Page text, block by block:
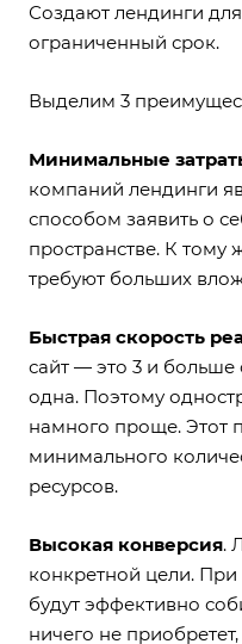
Создают лендинги
ограниченный срок.
Выделим 3
Минимальные
компаний лендинги
способом заявить о
пространстве. К
требуют больших
Быстрая скорость
сайт — это 3 и больше
одна. Поэтому
намного проще. Этот
минимального
ресурсов.
Высокая конверсия.
конкретной цели.
будут эффективно
ничего не